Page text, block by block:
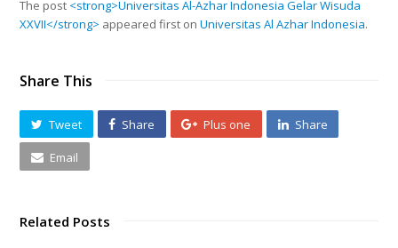
The post <strong>Universitas Al-Azhar Indonesia Gelar Wisuda
XXVII</strong> appeared first onUniversitas Al Azhar Indonesia.
Share This
Tweet Share Plus one Share
Email
Related Posts